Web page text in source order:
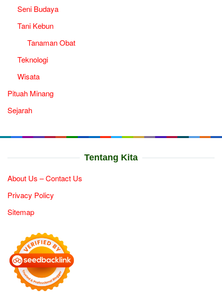
Seni Budaya
Tani Kebun
Tanaman Obat
Teknologi
Wisata
Pituah Minang
Sejarah
Tentang Kita
About Us – Contact Us
Privacy Policy
Sitemap